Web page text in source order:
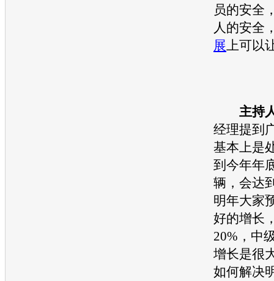
员的安全
人的安全
展上可以
主持
经理提到
基本上是
到今年年
辆，会达
明年大家
好的增长
20%，中
增长是很
如何解决